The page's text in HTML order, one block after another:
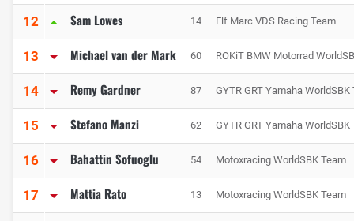
12 Sam Lowes 14 Elf Marc VDS Racing Team
13 Michael van der Mark 60 ROKiT BMW Motorrad
14 Remy Gardner 87 GYTR GRT Yamaha WorldSBK
15 Stefano Manzi 62 GYTR GRT Yamaha WorldSBK
16 Bahattin Sofuoglu 54 Motoxracing WorldSBK Team
17 Mattia Rato 13 Motoxracing WorldSBK Team